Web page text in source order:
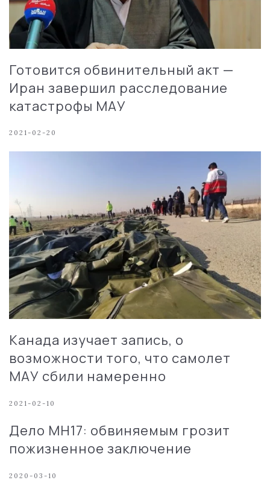
Готовится обвинительный акт —
Иран завершил расследование
катастрофы МАУ
2021-02-20
Канада изучает запись, о
возможности того, что самолет
МАУ сбили намеренно
2021-02-10
Дело МН17: обвиняемым грозит
пожизненное заключение
2020-03-10